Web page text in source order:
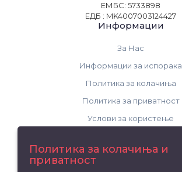
ЕМБС: 5733898
ЕДБ : MK4007003124427
Информации
За Нас
Информации за испорака
Политика за колачиња
Политика за приватност
Услови за користење
Политика за колачиња и
приватност